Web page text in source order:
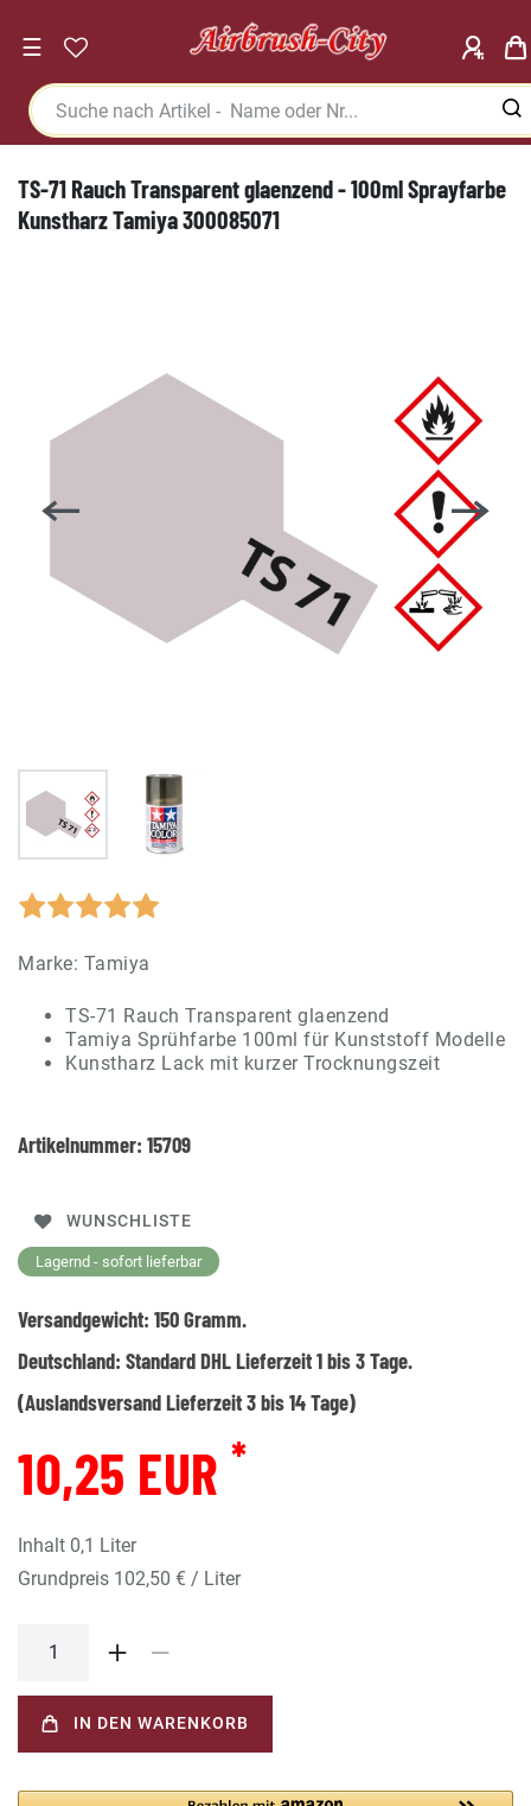
☰
TS-71 Rauch Transparent glaenzend - 100ml Sprayfarbe
Kunstharz Tamiya 300085071
Marke: Tamiya
TS-71 Rauch Transparent glaenzend
Tamiya Sprühfarbe 100ml für Kunststoff Modelle
Kunstharz Lack mit kurzer Trocknungszeit
Artikelnummer: 15709
WUNSCHLISTE
Lagernd - sofort lieferbar
Versandgewicht: 150Gramm.
Deutschland: Standard DHL Lieferzeit 1 bis 3 Tage.
(Auslandsversand Lieferzeit 3 bis 14 Tage)
10,25 EUR *
Inhalt 0,1 Liter
Grundpreis 102,50 € / Liter
IN DEN WARENKORB